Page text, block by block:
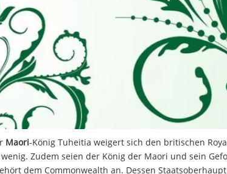
Maori-König Tuheitia weigert sich den britischen
Zudem seien der König der Maori und sein
dem Commonwealth an. Dessen